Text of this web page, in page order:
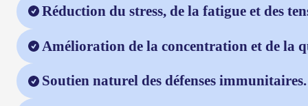
Réduction du stress, de la fatigue et des
Amélioration de la concentration et de la
Soutien naturel des défenses immunitaires.